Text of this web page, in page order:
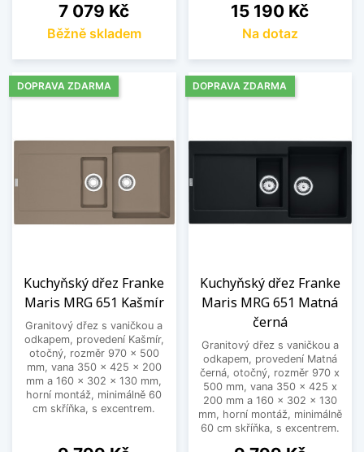
Cena
7 079 Kč
Běžně skladem
Cena
15 190 Kč
Na dotaz
Kuchyňský dřez Franke
Maris MRG 651 Kašmír
Granitový dřez s vaničkou a
odkapem, provedení Kašmír,
otočný, rozměr 970 x 500
mm, vana 350 x 425 x 200
mm a 160 x 302 x 130 mm,
horní montáž, minimálně 60
cm skříňka, s excentrem.
DOPRAVA ZDARMA
Kuchyňský dřez Franke
Maris MRG 651 Matná
černá
Granitový dřez s vaničkou a
odkapem, provedení Matná
černá, otočný, rozměr 970 x
500 mm, vana 350 x 425 x
200 mm a 160 x 302 x 130
mm, horní montáž, minimálně
60 cm skříňka, s excentrem.
DOPRAVA ZDARMA